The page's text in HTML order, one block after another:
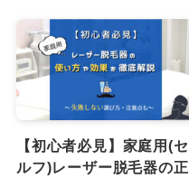
【初心者必見】家庭用(セ
ルフ)レーザー脱毛器の正